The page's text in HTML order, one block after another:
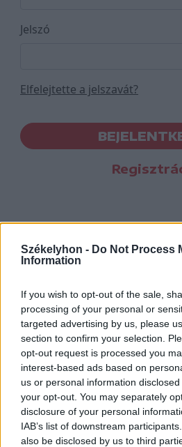
Székelyhon - Do Not Process
Information
If you wish to opt-out of the sale,
processing of your personal or
targeted advertising by us, please
section to confirm your selection.
opt-out request is processed you
interest-based ads based on
us or personal information
your opt-out. You may separately
disclosure of your personal
IAB’s list of downstream
also be disclosed by us to third
Jelszó
Elfelejtette a jelszavát?
Hasznos
Impresszum
Szerzői jogok
Adatvédelmi tájékoztató
Cookie-kezelési